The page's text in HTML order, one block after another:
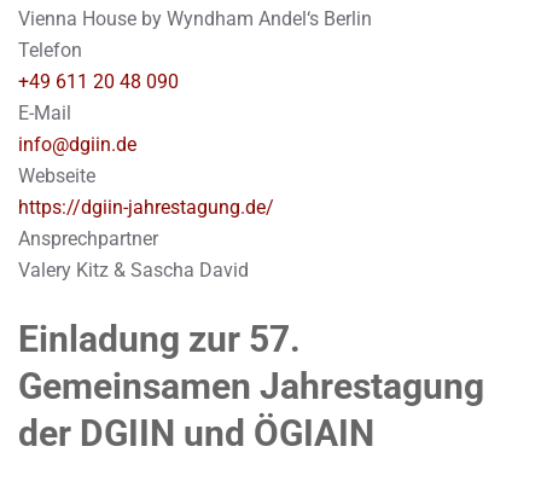
Vienna House by Wyndham Andel‘s Berlin
Telefon
+49 611 20 48 090
E-Mail
info@dgiin.de
Webseite
https://dgiin-jahrestagung.de/
Ansprechpartner
Valery Kitz & Sascha David
Einladung zur 57.
Gemeinsamen Jahrestagung
der DGIIN und ÖGIAIN